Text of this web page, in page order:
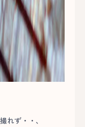
れず・・、